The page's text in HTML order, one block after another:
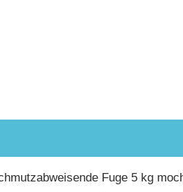
Fuge 5 kg